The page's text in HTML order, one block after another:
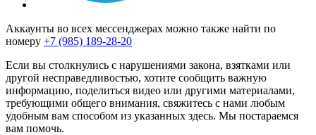
Аккаунты во всех мессенджерах можно также найти по
номеру +7 (985) 189-28-20
Если вы столкнулись с нарушениями закона, взятками или
другой несправедливостью, хотите сообщить важную
информацию, поделиться видео или другими материалами,
требующими общего внимания, свяжитесь с нами любым
удобным вам способом из указанных здесь. Мы постараемся
вам помочь.